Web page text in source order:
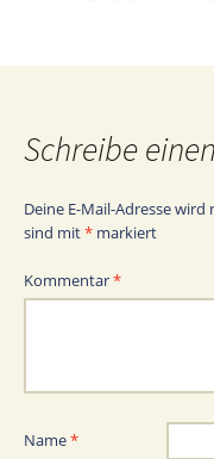
Schreibe
Deine E-Mail-Adresse
sind mit* markiert
Kommentar*
Name*